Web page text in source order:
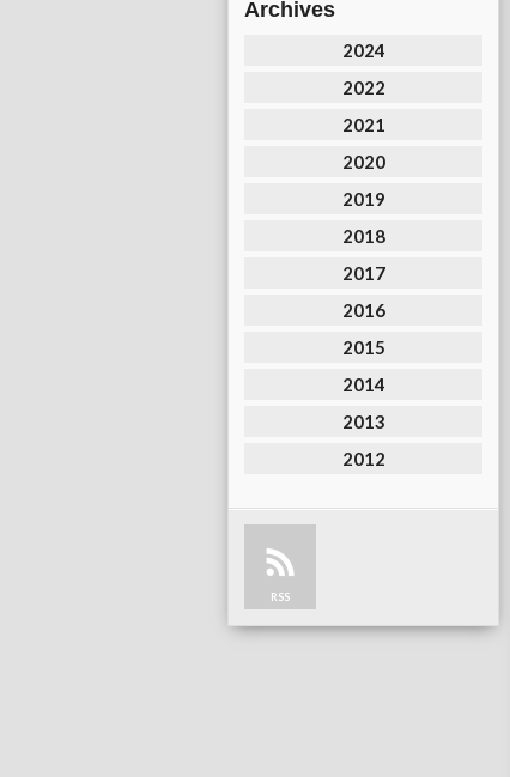
Archives
2024
2022
2021
2020
2019
2018
2017
2016
2015
2014
2013
2012
RSS